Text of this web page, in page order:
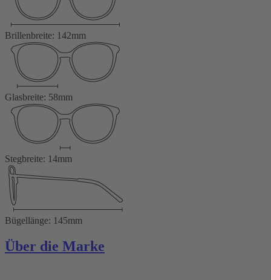
Brillenbreite: 142mm
Glasbreite: 58mm
Stegbreite: 14mm
Bügellänge: 145mm
Über die Marke